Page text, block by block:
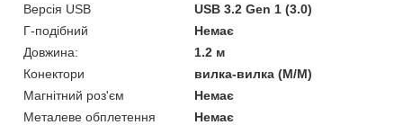
Версія USB
USB 3.2 Gen 1 (3.0)
Г-подібний
Немає
Довжина:
1.2 м
Конектори
вилка-вилка (M/M)
Магнітний роз'єм
Немає
Металеве обплетення
Немає